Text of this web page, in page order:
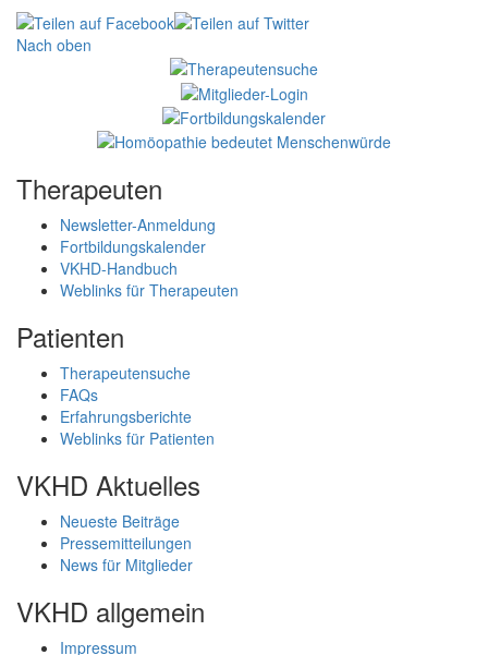
Nach oben
Therapeuten
Newsletter-Anmeldung
Fortbildungskalender
VKHD-Handbuch
Weblinks für Therapeuten
Patienten
Therapeutensuche
FAQs
Erfahrungsberichte
Weblinks für Patienten
VKHD Aktuelles
Neueste Beiträge
Pressemitteilungen
News für Mitglieder
VKHD allgemein
Impressum